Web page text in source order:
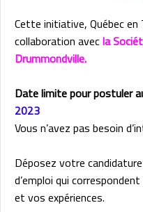
Cette initiative, Québec
collaboration avecla
Drummondville.
Date limite pour postuler
2023
Vous n’avez pas besoin
Déposez votre
d’emploi qui
et vos expériences.